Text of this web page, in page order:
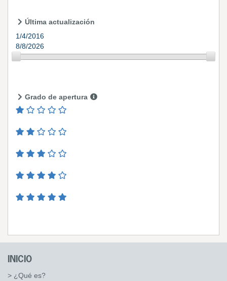
Última actualización
1/4/2016
8/8/2026
Grado de apertura
INICIO
> ¿Qué es?